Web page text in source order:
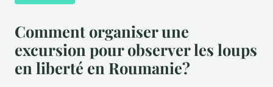
Comment organiser une
excursion pour observer les loups
en liberté en Roumanie?